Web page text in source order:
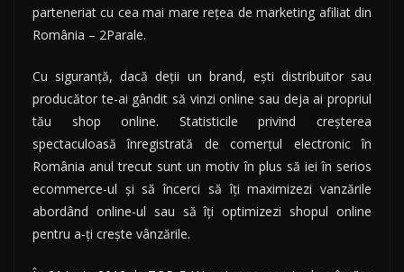
parteneriat cu cea mai mare rețea de marketing afiliat din
România – 2Parale.
Cu siguranță, dacă deții un brand, ești distribuitor sau
producător te-ai gândit să vinzi online sau deja ai propriul
tău shop online. Statisticile privind creșterea
spectaculoasă înregistrată de comerțul electronic în
România anul trecut sunt un motiv în plus să iei în serios
ecommerce-ul și să încerci să îți maximizezi vanzările
abordând online-ul sau să îți optimizezi shopul online
pentru a-ți crește vânzările.